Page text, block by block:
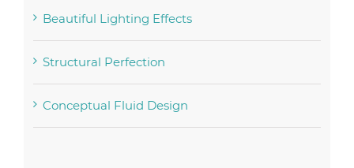
Beautiful Lighting Effects
Structural Perfection
Conceptual Fluid Design